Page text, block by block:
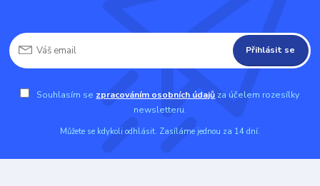
Přihlásit se
Souhlasím se zpracováním osobních údajů za účelem rozesílky
newsletteru.
Můžete se kdykoli odhlásit. Zasíláme jednou za 14 dní.